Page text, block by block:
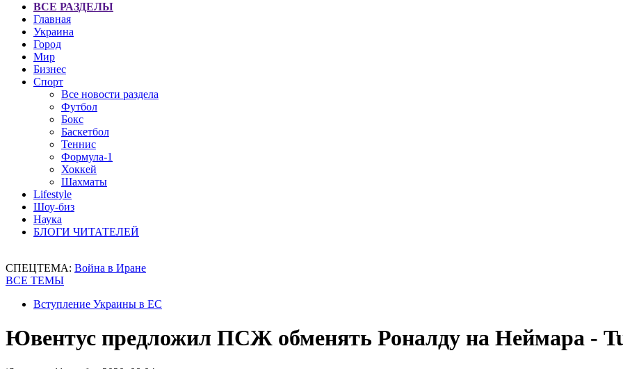
ВСЕ РАЗДЕЛЫ
Главная
Украина
Город
Мир
Бизнес
Спорт
Все новости раздела
Футбол
Бокс
Баскетбол
Теннис
Формула-1
Хоккей
Шахматы
Lifestyle
Шоу-биз
Наука
БЛОГИ ЧИТАТЕЛЕЙ
СПЕЦТЕМА: Война в Иране
ВСЕ ТЕМЫ
Вступление Украины в ЕС
Ювентус предложил ПСЖ обменять Роналду на Неймара -